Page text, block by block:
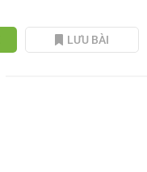
LƯU BÀI